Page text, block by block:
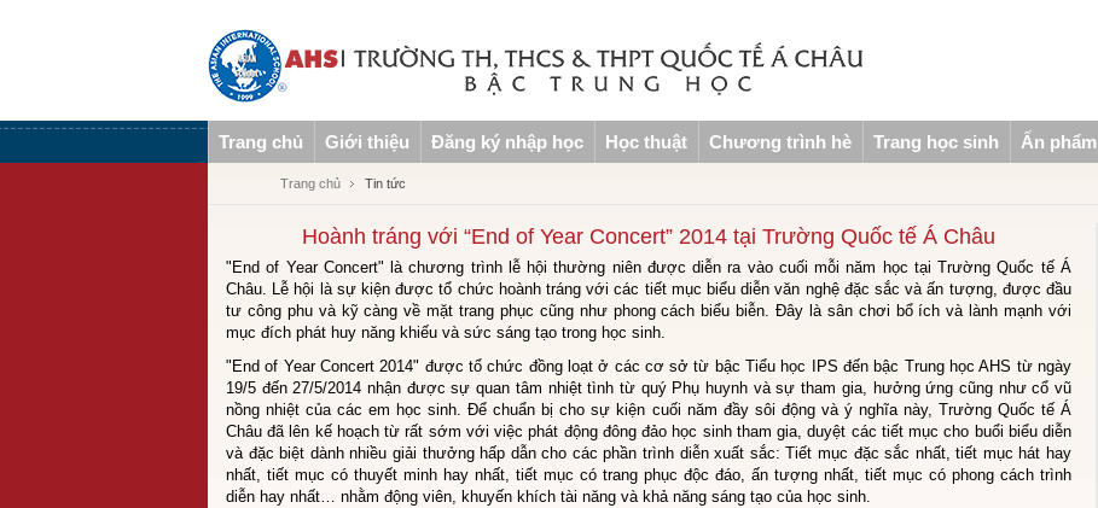
Trang chủ Giới thiệu Đăng ký nhập học Học thuật Chương trình hè Trang học sinh Ấn phẩm
Trang chủ Tin tức
Hoành tráng với “End of Year Concert” 2014 tại Trường Quốc tế Á Châu
"End of Year Concert" là chương trình lễ hội thường niên được diễn ra vào cuối mỗi năm học tại Trường Quốc tế Á
Châu. Lễ hội là sự kiện được tổ chức hoành tráng với các tiết mục biểu diễn văn nghệ đặc sắc và ấn tượng, được đầu
tư công phu và kỹ càng về mặt trang phục cũng như phong cách biểu biễn. Đây là sân chơi bổ ích và lành mạnh với
mục đích phát huy năng khiếu và sức sáng tạo trong học sinh.
"End of Year Concert 2014" được tổ chức đồng loạt ở các cơ sở từ bậc Tiểu học IPS đến bậc Trung học AHS từ ngày
19/5 đến 27/5/2014 nhận được sự quan tâm nhiệt tình từ quý Phụ huynh và sự tham gia, hưởng ứng cũng như cổ vũ
nồng nhiệt của các em học sinh. Để chuẩn bị cho sự kiện cuối năm đầy sôi động và ý nghĩa này, Trường Quốc tế Á
Châu đã lên kế hoạch từ rất sớm với việc phát động đông đảo học sinh tham gia, duyệt các tiết mục cho buổi biểu diễn
và đặc biệt dành nhiều giải thưởng hấp dẫn cho các phần trình diễn xuất sắc: Tiết mục đặc sắc nhất, tiết mục hát hay
nhất, tiết mục có thuyết minh hay nhất, tiết mục có trang phục độc đáo, ấn tượng nhất, tiết mục có phong cách trình
diễn hay nhất… nhằm động viên, khuyến khích tài năng và khả năng sáng tạo của học sinh.